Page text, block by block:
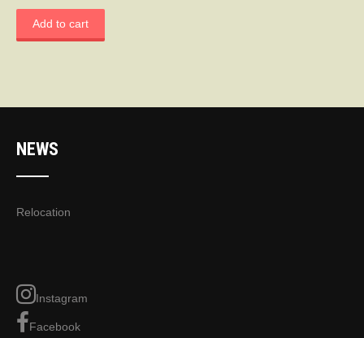
Add to cart
NEWS
Relocation
Instagram
Facebook